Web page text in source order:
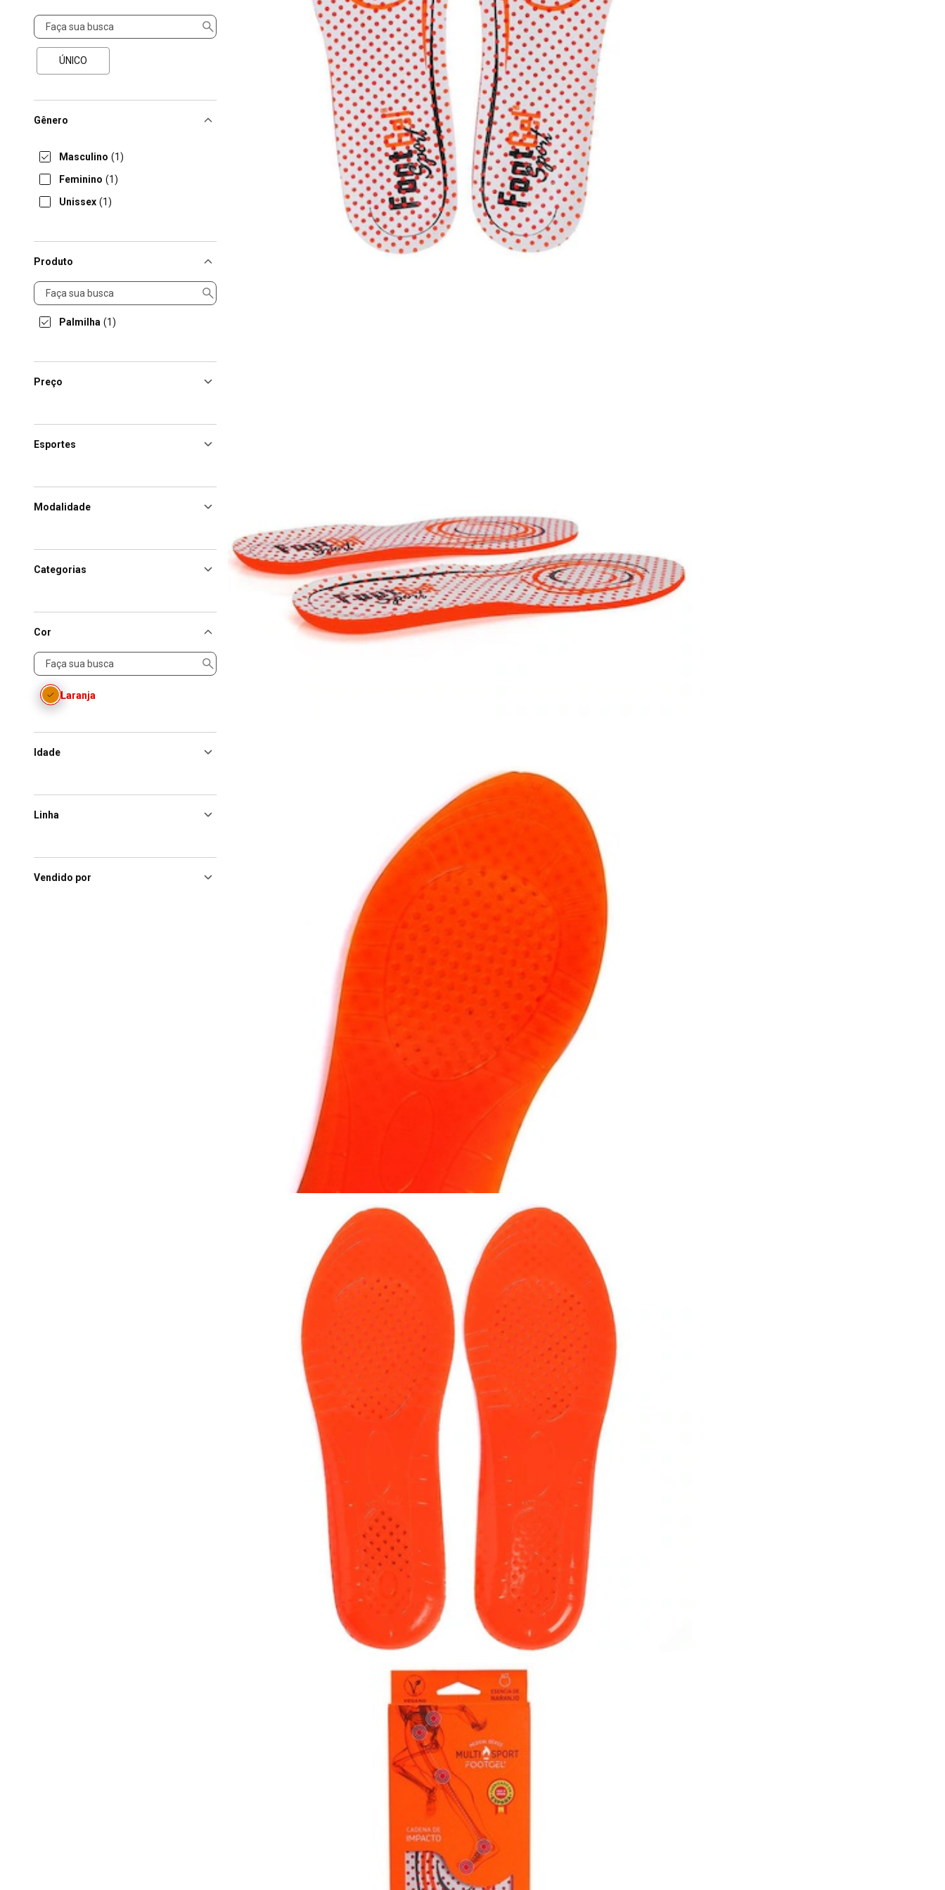
Tamanho
ÚNICO
Gênero
Masculino (1)
Feminino (1)
Unissex (1)
Produto
Produto
Palmilha (1)
Preço
Esportes
Modalidade
Categorias
Cor
Cor
Laranja
Idade
Linha
Vendido por